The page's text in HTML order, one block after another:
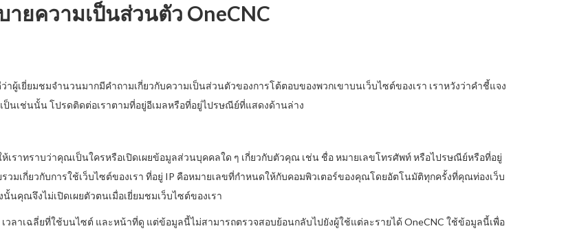
ายความเป็นส่วนตัว OneCNC
ผู้เยี่ยมชมจำนวนมากมีคำถามเกี่ยวกับความเป็นส่วนตัวของการโต้ตอบของพวกเขาบนเว็บไซต์ของเรา เราหวังว่าคำชี้แจง
นเช่นนั้น โปรดติดต่อเราตามที่อยู่อีเมลหรือที่อยู่ไปรษณีย์ที่แสดงด้านล่าง
เราทราบว่าคุณเป็นใครหรือเปิดเผยข้อมูลส่วนบุคคลใด ๆ เกี่ยวกับตัวคุณ เช่น ชื่อ หมายเลขโทรศัพท์ หรือไปรษณีย์หรือที่อยู่
วมเกี่ยวกับการใช้เว็บไซต์ของเรา ที่อยู่ IP คือหมายเลขที่กำหนดให้กับคอมพิวเตอร์ของคุณโดยอัตโนมัติทุกครั้งที่คุณท่องเว็บ
คุณจึงไม่เปิดเผยตัวตนเมื่อเยี่ยมชมเว็บไซต์ของเรา
เวลาเฉลี่ยที่ใช้บนไซต์ และหน้าที่ดู แต่ข้อมูลนี้ไม่สามารถตรวจสอบย้อนกลับไปยังผู้ใช้แต่ละรายได้ OneCNC ใช้ข้อมูลนี้เพื่อ